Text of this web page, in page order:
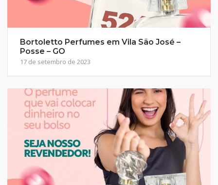
Bortoletto Perfumes em Vila São José –
Posse – GO
17 de setembro de 2023